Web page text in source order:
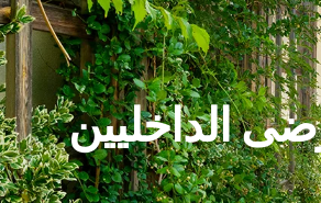
الداخليين